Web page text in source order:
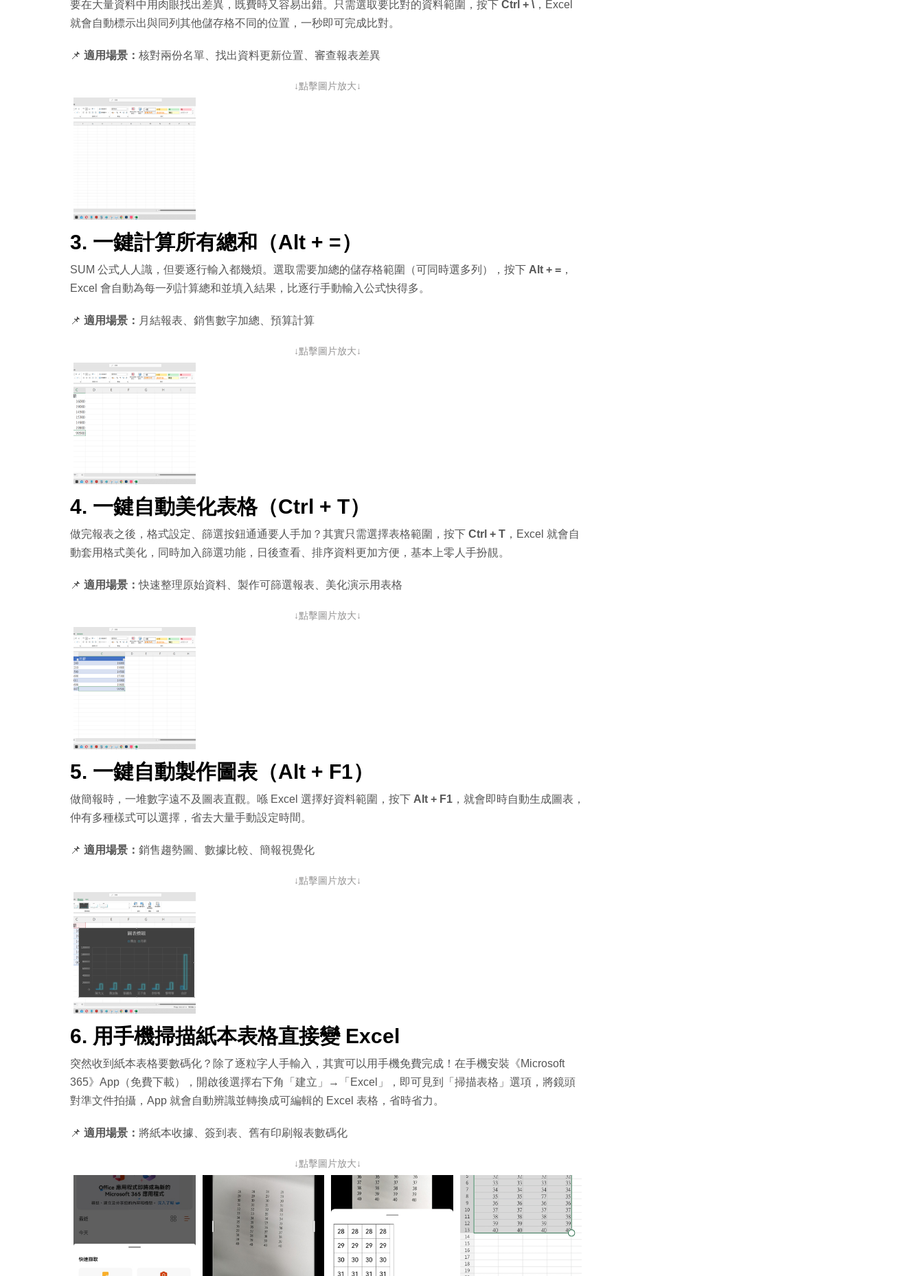
要在大量資料中用肉眼找出差異，既費時又容易出錯。只需選取要比對的資料範圍，按下 Ctrl + \ ，Excel
就會自動標示出與同列其他儲存格不同的位置，一秒即可完成比對。
📌 適用場景： 核對兩份名單、找出資料更新位置、審查報表差異
↓點擊圖片放大↓
3. 一鍵計算所有總和（Alt + =）
SUM 公式人人識，但要逐行輸入都幾煩。選取需要加總的儲存格範圍（可同時選多列），按下 Alt + = ，
Excel 會自動為每一列計算總和並填入結果，比逐行手動輸入公式快得多。
📌 適用場景： 月結報表、銷售數字加總、預算計算
↓點擊圖片放大↓
4. 一鍵自動美化表格（Ctrl + T）
做完報表之後，格式設定、篩選按鈕通通要人手加？其實只需選擇表格範圍，按下 Ctrl + T ，Excel 就會自
動套用格式美化，同時加入篩選功能，日後查看、排序資料更加方便，基本上零人手扮靚。
📌 適用場景：快速整理原始資料、製作可篩選報表、美化演示用表格
↓點擊圖片放大↓
5. 一鍵自動製作圖表（Alt + F1）
做簡報時，一堆數字遠不及圖表直觀。喺 Excel 選擇好資料範圍，按下 Alt + F1 ，就會即時自動生成圖表，
仲有多種樣式可以選擇，省去大量手動設定時間。
📌 適用場景： 銷售趨勢圖、數據比較、簡報視覺化
↓點擊圖片放大↓
6. 用手機掃描紙本表格直接變 Excel
突然收到紙本表格要數碼化？除了逐粒字人手輸入，其實可以用手機免費完成！在手機安裝《Microsoft
365》App（免費下載），開啟後選擇右下角「建立」→「Excel」，即可見到「掃描表格」選項，將鏡頭
對準文件拍攝，App 就會自動辨識並轉換成可編輯的 Excel 表格，省時省力。
📌 適用場景： 將紙本收據、簽到表、舊有印刷報表數碼化
↓點擊圖片放大↓